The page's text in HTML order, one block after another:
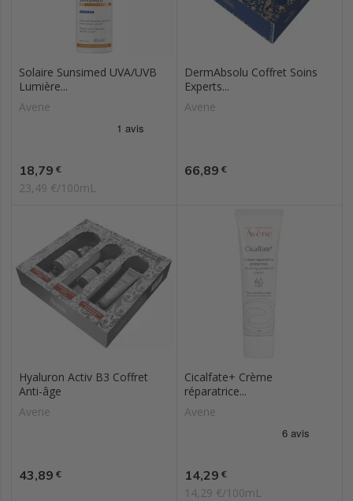
Solaire Sunsimed UVA/UVB
Lumière...
Avene
Prix
18,79 €
23,49 €/100mL
DermAbsolu Coffret Soins
Experts...
Avene
Prix
66,89 €
Hyaluron Activ B3 Coffret
Anti-âge
Avene
Prix
43,89 €
Cicalfate+ Crème
réparatrice...
Avene
Prix
14,29 €
14,29 €/100mL